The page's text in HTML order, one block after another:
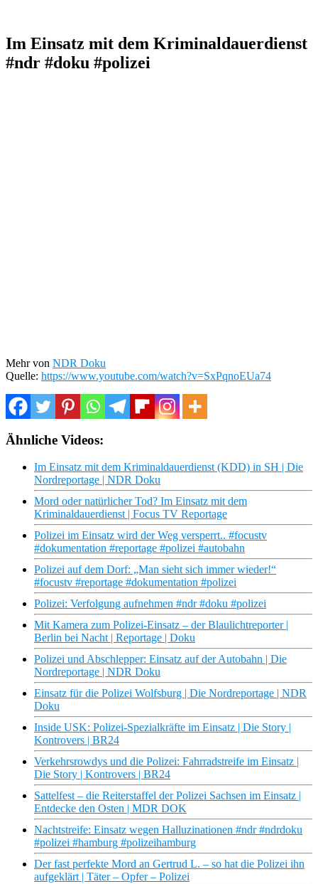
Im Einsatz mit dem Kriminaldauerdienst
#ndr #doku #polizei
Mehr von NDR Doku
Quelle: https://www.youtube.com/watch?v=SxPqnoEUa74
Ähnliche Videos:
Im Einsatz mit dem Kriminaldauerdienst (KDD) in SH | Die
Nordreportage | NDR Doku
Mord oder natürlicher Tod? Im Einsatz mit dem
Kriminaldauerdienst | Focus TV Reportage
Polizei im Einsatz wird der Weg versperrt.. #focustv
#dokumentation #reportage #polizei #autobahn
Polizei auf dem Dorf: „Man sieht sich immer wieder!“
#focustv #reportage #dokumentation #polizei
Polizei: Verfolgung aufnehmen #ndr #doku #polizei
Mit Kamera zum Polizei-Einsatz – der Blaulichtreporter |
Berlin bei Nacht | Reportage | Doku
Polizei und Abschlepper: Einsatz auf der Autobahn | Die
Nordreportage | NDR Doku
Einsatz für die Polizei Wolfsburg | Die Nordreportage | NDR
Doku
Inside USK: Polizei-Spezialkräfte im Einsatz | Die Story |
Kontrovers | BR24
Verkehrsrowdys und die Polizei: Fahrradstreife im Einsatz |
Die Story | Kontrovers | BR24
Sattelfest – die Reiterstaffel der Polizei Sachsen im Einsatz |
Entdecke den Osten | MDR DOK
Nachtstreife: Einsatz wegen Halluzinationen #ndr #ndrdoku
#polizei #hamburg #polizeihamburg
Der fast perfekte Mord an Gertrud L. – so hat die Polizei ihn
aufgeklärt | Täter – Opfer – Polizei